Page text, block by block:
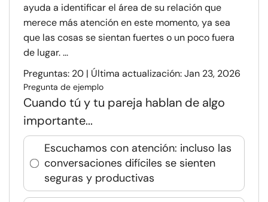
ayuda a identificar el área de su relación que
merece más atención en este momento, ya sea
que las cosas se sientan fuertes o un poco fuera
de lugar. ...
Preguntas: 20 | Última actualización: Jan 23, 2026
Pregunta de ejemplo
Cuando tú y tu pareja hablan de algo
importante...
Escuchamos con atención: incluso las
conversaciones difíciles se sienten
seguras y productivas